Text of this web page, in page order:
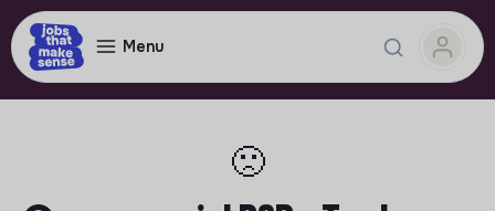
Menu
🙁